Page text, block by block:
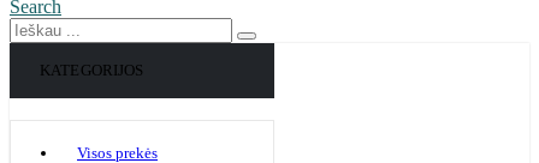
Search
KATEGORIJOS
Visos prekės